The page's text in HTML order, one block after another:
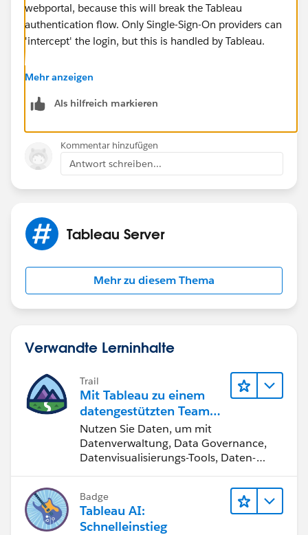
webportal, because this will break the Tableau
authentication flow. Only Single-Sign-On providers can
'intercept' the login, but this is handled by Tableau.
Using a custom portal with embedded visualisations
want to redirect the signin process?
Kind regards,
Johan de Groot
Mehr anzeigen
Als hilfreich markieren
Kommentar hinzufügen
Antwort schreiben...
Tableau Server
Mehr zu diesem Thema
Verwandte Lerninhalte
Trail
Mit Tableau zu einem
datengestützten Team
werden
Nutzen Sie Daten, um mit
Datenverwaltung, Data Governance,
Datenvisualisierungs-Tools, Daten-
bessere Geschäftsergebnisse zu
erzielen.
Badge
Tableau AI:
Schnelleinstieg